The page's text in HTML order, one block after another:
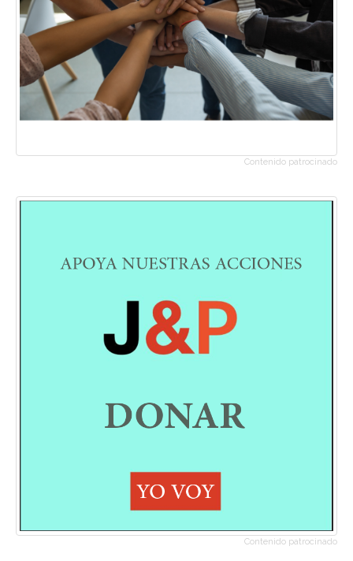
Contenido patrocinado
Contenido patrocinado